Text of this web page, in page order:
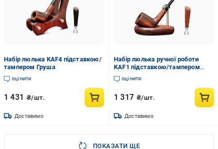
Набір люлька KAF4 підставкою/
тампером Груша
оцінити
1 431 ₴/шт.
Доставимо
Набір люлька ручної роботи
KAF1 підставкою/тампером
Груша
оцінити
1 317 ₴/шт.
Доставимо
ПОКАЗАТИ ЩЕ